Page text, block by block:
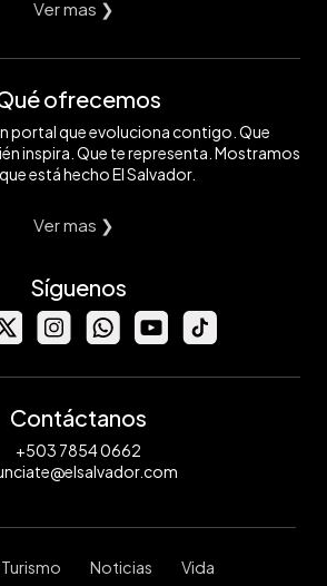
Ver mas ❯
ofrecemos
portal que evoluciona contigo. Que
inspira. Que te representa. Mostramos
está hecho El Salvador.
Ver mas ❯
Síguenos
Contáctanos
+503 7854 0662
Turismo Noticias Vida